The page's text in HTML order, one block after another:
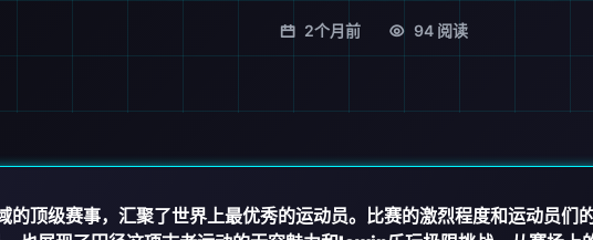
2个月前 94 阅读
顶级赛事，汇聚了世界上最优秀的运动员。比赛的激烈程度和运动员们